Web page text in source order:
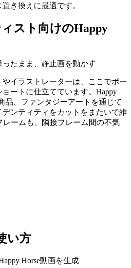
き換えに最適です。
スト向けのHappy
たまま、静止画を動かす
イラストレーターは、ここでポー
ョートに仕立てています。Happy
品、ファンタジーアートを通じて
ンティティをカットをまたいで維
ームも、隣接フレーム間の不気
い方
Horse動画を生成